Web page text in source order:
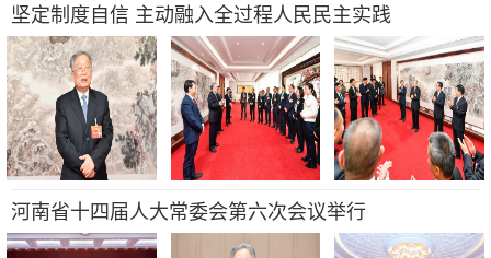
坚定制度自信 主动融入全过程人民民主实践
河南省十四届人大常委会第六次会议举行